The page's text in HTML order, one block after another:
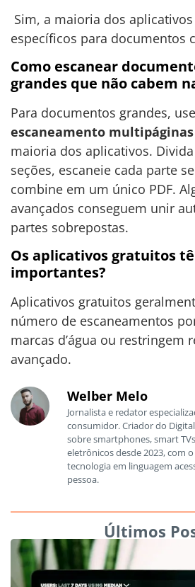
Sim, a maioria dos
específicos para documentos
Como escanear
grandes que não cabem
Para documentos grandes,
escaneamento multipáginas
maioria dos aplicativos.
seções, escaneie cada parte
combine em um único PDF.
avançados conseguem unir
partes sobrepostas.
Os aplicativos gratuitos
importantes?
Aplicativos gratuitos
número de escaneamentos
marcas d’água ou restringem
avançado.
Welber Melo
Jornalista e redator
consumidor. Criador do
sobre smartphones, smart
eletrônicos desde 2023, com
tecnologia em linguagem
pessoa.
Últimos